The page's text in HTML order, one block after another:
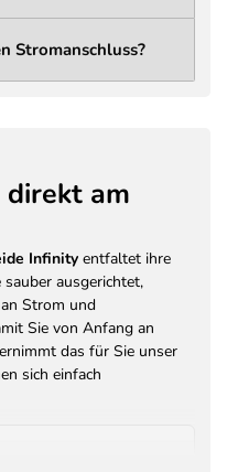
optionales
(RAL 7016)
–
A2-s1, d0 (EN
Stromanschluss?
direkt am
Infinity entfaltet ihre
ausgerichtet,
Strom und
Sie von Anfang an
das für Sie unser
sich einfach